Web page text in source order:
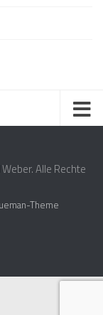
Alle Rechte
Theme